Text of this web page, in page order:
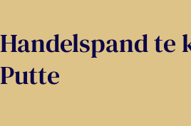
Handelspand te
Putte